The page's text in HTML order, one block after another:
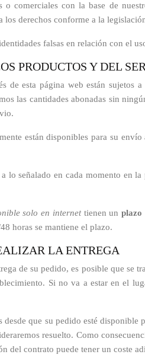
o comerciales con la base de
los derechos conforme a la
falsas en relación con el
PRODUCTOS Y DEL
de esta página web están
las cantidades abonadas sin
están disponibles para su
a lo señalado en cada momento
solo en internettienen unplazo
horas se mantiene el plazo.
LA ENTREGA
de su pedido, es posible que se
Si no va a estar en el
desde que su pedido esté
resuelto. Como
del contrato puede tener un coste